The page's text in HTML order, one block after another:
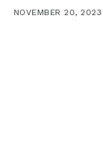
NOVEMBER 20, 2023